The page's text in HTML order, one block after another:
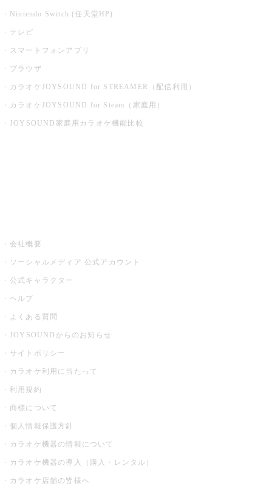
Nintendo Switch (任天堂HP)
テレビ
スマートフォンアプリ
ブラウザ
カラオケJOYSOUND for STREAMER（配信利用）
カラオケJOYSOUND for Steam（家庭用）
JOYSOUND家庭用カラオケ機能比較
会社概要
ソーシャルメディア 公式アカウント
公式キャラクター
ヘルプ
よくある質問
JOYSOUNDからのお知らせ
サイトポリシー
カラオケ利用に当たって
利用規約
商標について
個人情報保護方針
カラオケ機器の情報について
カラオケ機器の導入（購入・レンタル）
カラオケ店舗の皆様へ